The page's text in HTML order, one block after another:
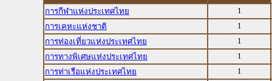
การกีฬาแห่งประเทศไทย
1
การเคหะแห่งชาติ
1
การท่องเที่ยวแห่งประเทศไทย
1
การทางพิเศษแห่งประเทศไทย
1
การท่าเรือแห่งประเทศไทย
1